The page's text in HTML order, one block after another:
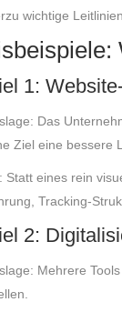
wichtige
1:
Das
Ziel eine bessere
Statt eines rein
Tracking-
2:
Mehrere